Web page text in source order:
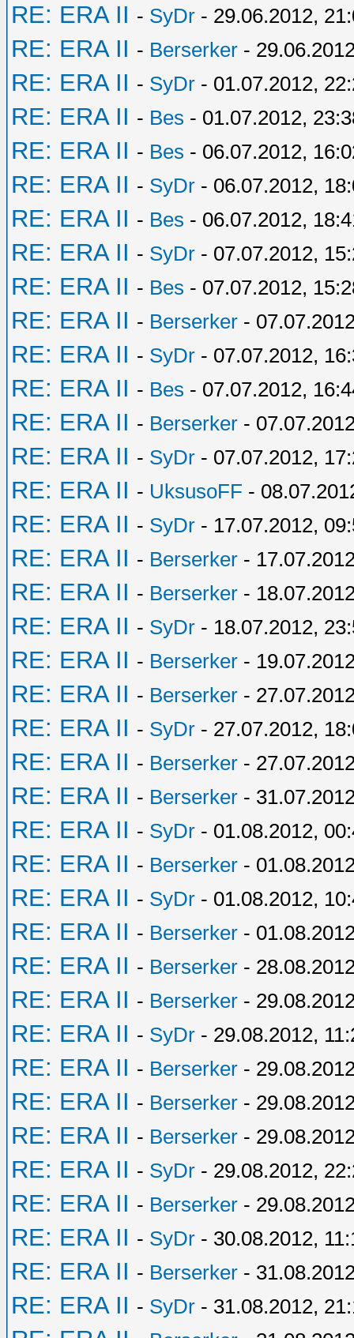
RE: ERA II - SyDr - 29.06.2012,
RE: ERA II - Berserker -
RE: ERA II - SyDr - 01.07.2012,
RE: ERA II - Bes - 01.07.2012,
RE: ERA II - Bes - 06.07.2012,
RE: ERA II - SyDr - 06.07.2012,
RE: ERA II - Bes - 06.07.2012,
RE: ERA II - SyDr - 07.07.2012,
RE: ERA II - Bes - 07.07.2012,
RE: ERA II - Berserker -
RE: ERA II - SyDr - 07.07.2012,
RE: ERA II - Bes - 07.07.2012,
RE: ERA II - Berserker -
RE: ERA II - SyDr - 07.07.2012,
RE: ERA II - UksusoFF -
RE: ERA II - SyDr - 17.07.2012,
RE: ERA II - Berserker -
RE: ERA II - Berserker -
RE: ERA II - SyDr - 18.07.2012,
RE: ERA II - Berserker -
RE: ERA II - Berserker -
RE: ERA II - SyDr - 27.07.2012,
RE: ERA II - Berserker -
RE: ERA II - Berserker -
RE: ERA II - SyDr - 01.08.2012,
RE: ERA II - Berserker -
RE: ERA II - SyDr - 01.08.2012,
RE: ERA II - Berserker -
RE: ERA II - Berserker -
RE: ERA II - Berserker -
RE: ERA II - SyDr - 29.08.2012,
RE: ERA II - Berserker -
RE: ERA II - Berserker -
RE: ERA II - Berserker -
RE: ERA II - SyDr - 29.08.2012,
RE: ERA II - Berserker -
RE: ERA II - SyDr - 30.08.2012,
RE: ERA II - Berserker -
RE: ERA II - SyDr - 31.08.2012,